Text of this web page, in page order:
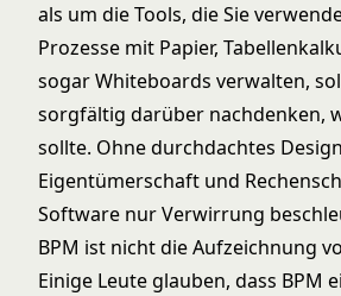
als um die Tools, die Sie
Prozesse mit Papier,
sogar Whiteboards verwalten,
sorgfältig darüber nachdenken,
sollte. Ohne durchdachtes
Eigentümerschaft und
Software nur Verwirrung
BPM ist nicht die Aufzeichnung
Einige Leute glauben, dass BPM